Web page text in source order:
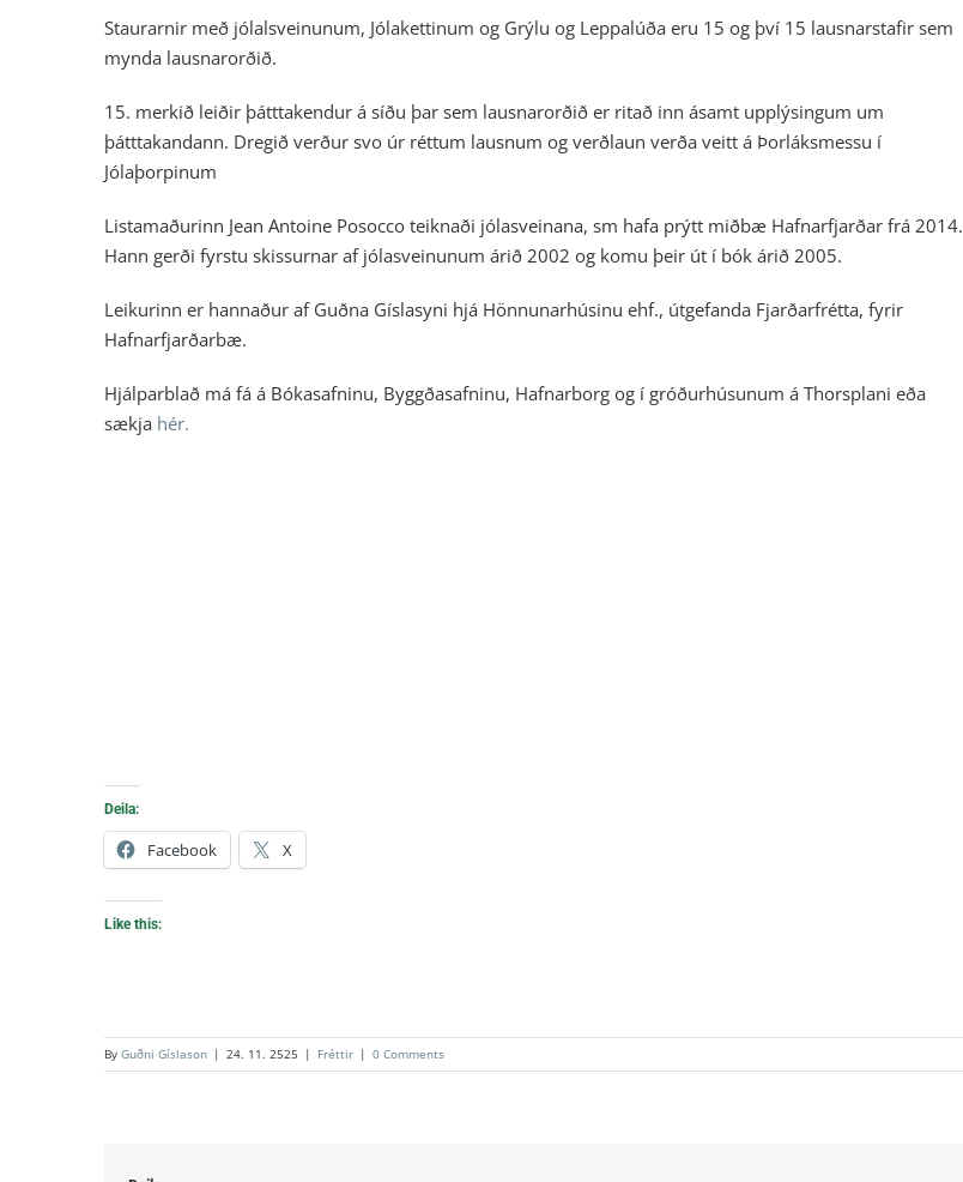
Staurarnir með jólalsveinunum, Jólakettinum og Grýlu og Leppalúða eru 15 og því 15 lausnarstafir sem
mynda lausnarorðið.
15. merkið leiðir þátttakendur á síðu þar sem lausnarorðið er ritað inn ásamt upplýsingum um
þátttakandann. Dregið verður svo úr réttum lausnum og verðlaun verða veitt á Þorláksmessu í
Jólaþorpinum
Listamaðurinn Jean Antoine Posocco teiknaði jólasveinana, sm hafa prýtt miðbæ Hafnarfjarðar frá 2014.
Hann gerði fyrstu skissurnar af jólasveinunum árið 2002 og komu þeir út í bók árið 2005.
Leikurinn er hannaður af Guðna Gíslasyni hjá Hönnunarhúsinu ehf., útgefanda Fjarðarfrétta, fyrir
Hafnarfjarðarbæ.
Hjálparblað má fá á Bókasafninu, Byggðasafninu, Hafnarborg og í gróðurhúsunum á Thorsplani eða
sækja hér.
Deila:
Facebook X
Like this:
By Guðni Gíslason | 24. 11. 2525 | Fréttir | 0 Comments